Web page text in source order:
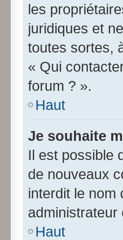
les
juridiques et
toutes sortes,
« Qui
forum ? ».
Haut
Je souhaite
Il est possible
de nouveaux
interdit le nom
administrateur
Haut